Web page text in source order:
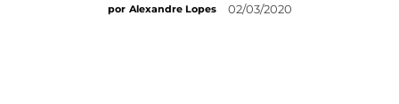
por Alexandre Lopes 02/03/2020